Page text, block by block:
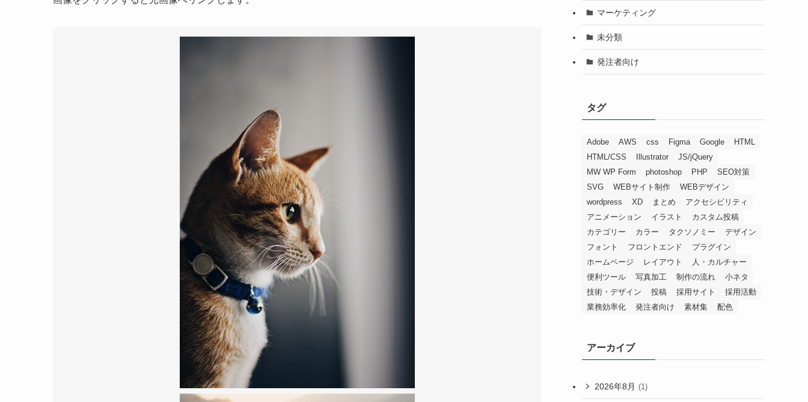
マーケティング
未分類
発注者向け
タグ
Adobe AWS css Figma Google
HTML
HTML/CSS
Illustrator
JS/jQuery
MW WP Form
photoshop PHP
SEO対策
SVG
WEBサイト制作
WEBデザイン
wordpress
XD まとめ
アクセシビリティ
アニメーション
イラスト
カスタム投稿
カテゴリー
カラー タクソノミー
デザイン
フォント
フロントエンド
プラグイン
ホームページ
レイアウト
人・カルチャー
便利ツール
写真加工 制作の流れ
小ネタ
技術・デザイン
投稿 採用サイト
採用活動
業務効率化
発注者向け 素材集 配色
アーカイブ
2026年8月 (1)